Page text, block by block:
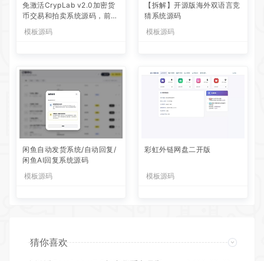
免激活CrypLab v2.0加密货
币交易和拍卖系统源码，前台
新增中文后台全部汉化
模板源码
【拆解】开源版海外双语言竞
猜系统源码
模板源码
闲鱼自动发货系统/自动回复/
闲鱼AI回复系统源码
模板源码
彩虹外链网盘二开版
模板源码
猜你喜欢